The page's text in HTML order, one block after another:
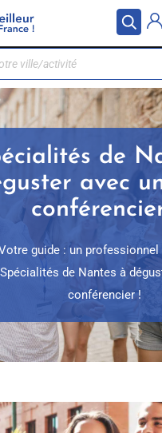
des cookies
de
avec
guide : un professionnel
Spécialités de Nantes à
conférencier !